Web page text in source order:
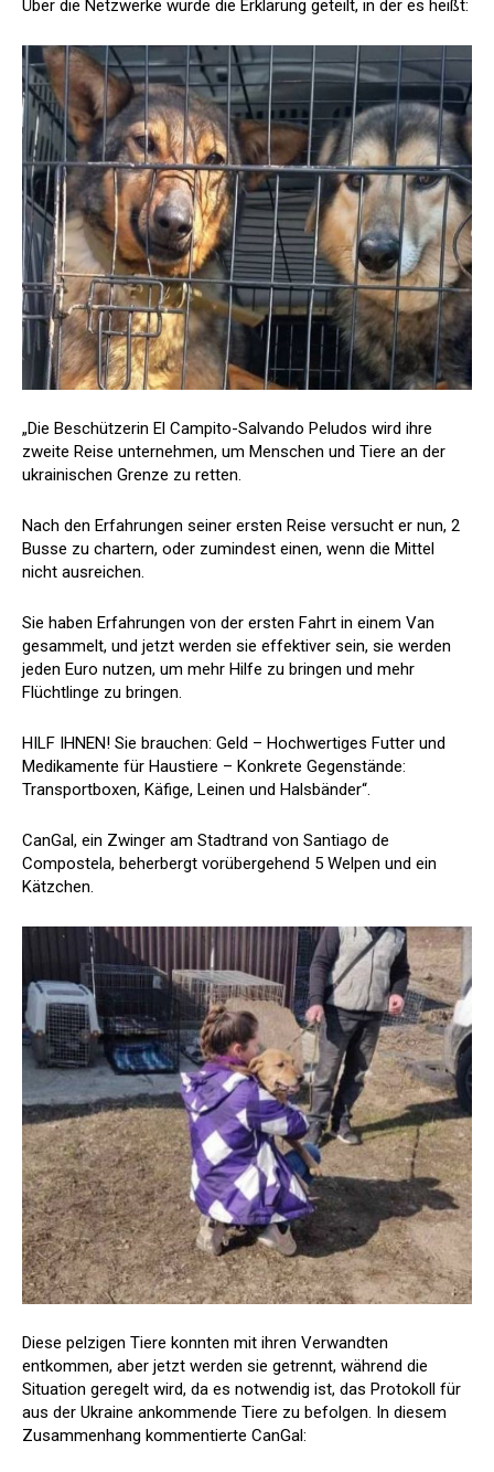
Über die Netzwerke wurde die Erklärung geteilt, in der es heißt:
„Die Beschützerin El Campito-Salvando Peludos wird ihre
zweite Reise unternehmen, um Menschen und Tiere an der
ukrainischen Grenze zu retten.
Nach den Erfahrungen seiner ersten Reise versucht er nun, 2
Busse zu chartern, oder zumindest einen, wenn die Mittel
nicht ausreichen.
Sie haben Erfahrungen von der ersten Fahrt in einem Van
gesammelt, und jetzt werden sie effektiver sein, sie werden
jeden Euro nutzen, um mehr Hilfe zu bringen und mehr
Flüchtlinge zu bringen.
HILF IHNEN! Sie brauchen: Geld – Hochwertiges Futter und
Medikamente für Haustiere – Konkrete Gegenstände:
Transportboxen, Käfige, Leinen und Halsbänder“.
CanGal, ein Zwinger am Stadtrand von Santiago de
Compostela, beherbergt vorübergehend 5 Welpen und ein
Kätzchen.
Diese pelzigen Tiere konnten mit ihren Verwandten
entkommen, aber jetzt werden sie getrennt, während die
Situation geregelt wird, da es notwendig ist, das Protokoll für
aus der Ukraine ankommende Tiere zu befolgen. In diesem
Zusammenhang kommentierte CanGal: